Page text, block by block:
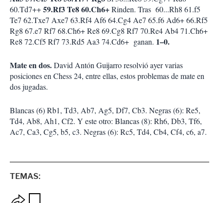
60.Td7++59.Rf3 Te8 60.Ch6+Rinden. Tras 60...Rh8 61.f5
Te7 62.Txe7 Axe7 63.Rf4 Af6 64.Cg4 Ae7 65.f6 Ad6+ 66.Rf5
Rg8 67.e7 Rf7 68.Ch6+ Re8 69.Cg8 Rf7 70.Re4 Ab4 71.Ch6+
Re8 72.Cf5 Rf7 73.Rd5 Aa3 74.Cd6+ ganan. 1–0.
Mate en dos.David Antón Guijarro resolvió ayer varias
posiciones en Chess 24, entre ellas, estos problemas de mate en
dos jugadas.
Blancas (6) Rb1, Td3, Ab7, Ag5, Df7, Cb3. Negras (6): Re5,
Td4, Ab8, Ah1, Cf2. Y este otro: Blancas (8): Rh6, Db3, Tf6,
Ac7, Ca3, Cg5, b5, c3. Negras (6): Rc5, Td4, Cb4, Cf4, c6, a7.
TEMAS: